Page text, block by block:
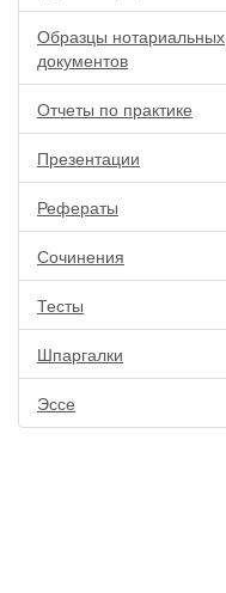
Образцы нотариальных
документов
Отчеты по практике
Презентации
Рефераты
Сочинения
Тесты
Шпаргалки
Эссе